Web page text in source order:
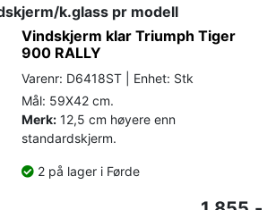
k.glass pr modell
Vindskjerm klar Triumph Tiger
900 RALLY
Varenr: D6418ST | Enhet: Stk
Mål: 59X42 cm.
Merk: 12,5 cm høyere enn
standardskjerm.
2 på lager i Førde